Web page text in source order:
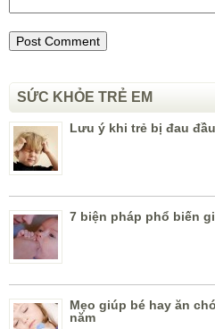
SỨC KHỎE TRẺ EM
Lưu ý khi trẻ bị đau đầu
7 biện pháp phổ biến
Mẹo giúp bé hay ăn
năm